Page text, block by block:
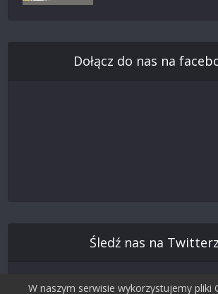
Dołącz do nas na
Śledź nas na
W naszym serwisie wykorzystujemy pliki